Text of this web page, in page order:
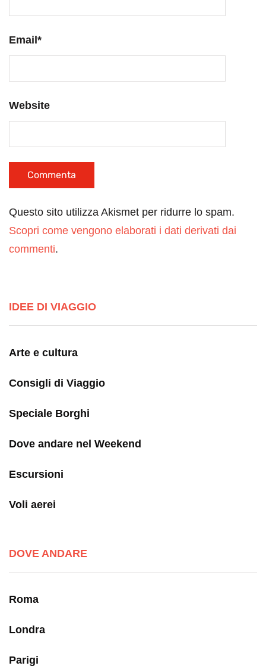
Email *
Website
Questo sito utilizza Akismet per ridurre lo spam.
Scopri come vengono elaborati i dati derivati dai
commenti.
IDEE DI VIAGGIO
Arte e cultura
Consigli di Viaggio
Speciale Borghi
Dove andare nel Weekend
Escursioni
Voli aerei
DOVE ANDARE
Roma
Londra
Parigi